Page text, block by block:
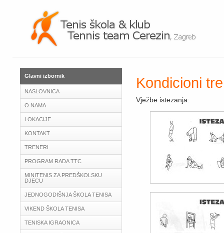
Glavni izbornik
NASLOVNICA
O NAMA
LOKACIJE
KONTAKT
TRENERI
PROGRAM RADA TTC
MINITENIS ZA PREDŠKOLSKU
DJECU
JEDNOGODIŠNJA ŠKOLA TENISA
VIKEND ŠKOLA TENISA
TENISKA IGRAONICA
Kondicioni
Vježbe istezanja: